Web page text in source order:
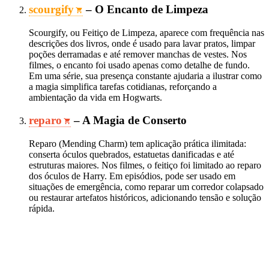
scourgify – O Encanto de Limpeza
Scourgify, ou Feitiço de Limpeza, aparece com frequência nas
descrições dos livros, onde é usado para lavar pratos, limpar
poções derramadas e até remover manchas de vestes. Nos
filmes, o encanto foi usado apenas como detalhe de fundo.
Em uma série, sua presença constante ajudaria a ilustrar como
a magia simplifica tarefas cotidianas, reforçando a
ambientação da vida em Hogwarts.
reparo – A Magia de Conserto
Reparo (Mending Charm) tem aplicação prática ilimitada:
conserta óculos quebrados, estatuetas danificadas e até
estruturas maiores. Nos filmes, o feitiço foi limitado ao reparo
dos óculos de Harry. Em episódios, pode ser usado em
situações de emergência, como reparar um corredor colapsado
ou restaurar artefatos históricos, adicionando tensão e solução
rápida.